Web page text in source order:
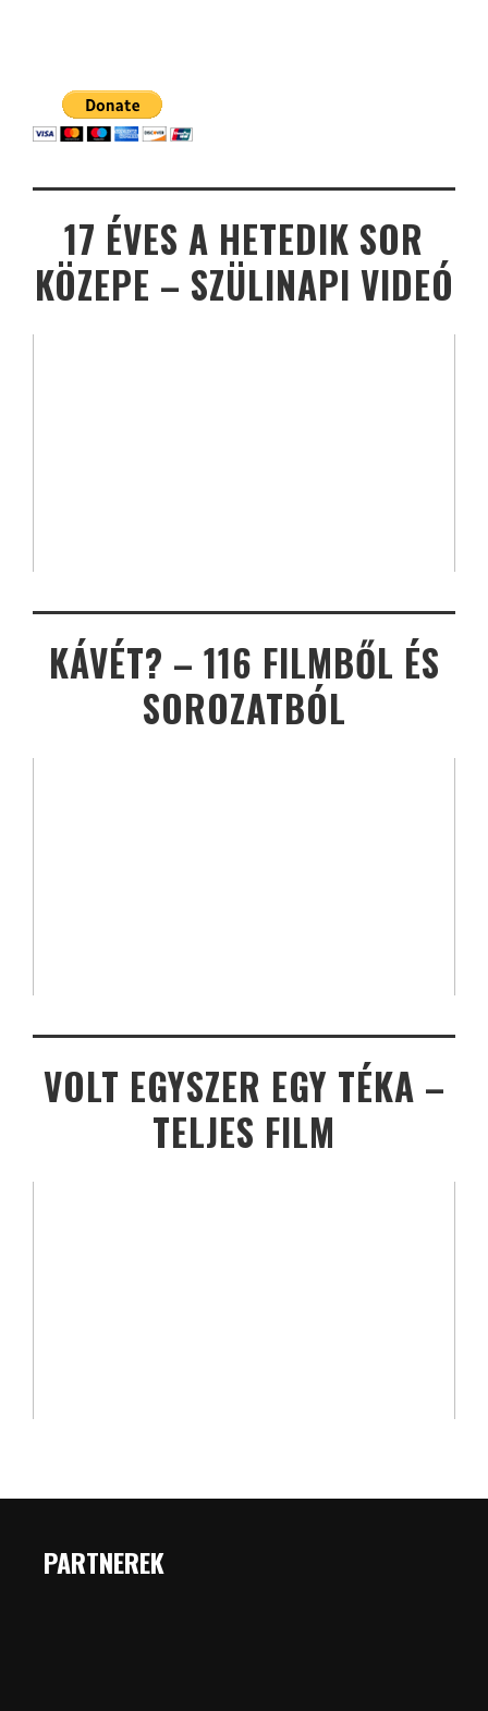
17 ÉVES A HETEDIK SOR
KÖZEPE – SZÜLINAPI VIDEÓ
KÁVÉT? – 116 FILMBŐL ÉS
SOROZATBÓL
VOLT EGYSZER EGY TÉKA –
TELJES FILM
PARTNEREK